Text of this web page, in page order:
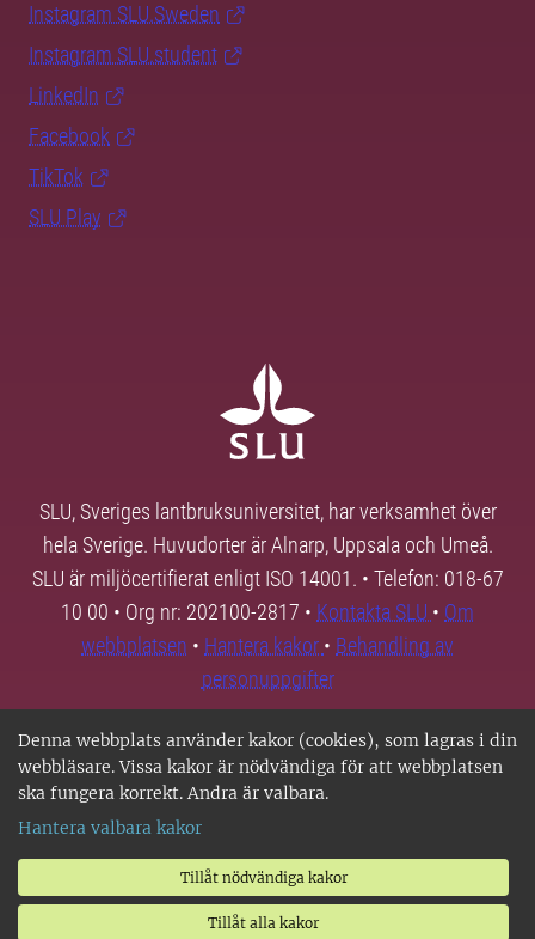
Denna webbplats använder kakor (cookies), som lagras i din
webbläsare. Vissa kakor är nödvändiga för att webbplatsen
ska fungera korrekt. Andra är valbara.
Hantera valbara kakor
Tillåt nödvändiga kakor
Tillåt alla kakor
Instagram SLU.Sweden
Instagram SLU.student
LinkedIn
Facebook
TikTok
SLU Play
SLU, Sveriges lantbruksuniversitet, har verksamhet över
hela Sverige. Huvudorter är Alnarp, Uppsala och Umeå.
SLU är miljöcertifierat enligt ISO 14001. • Telefon: 018-67
10 00 • Org nr: 202100-2817 • Kontakta SLU • Om
webbplatsen • Hantera kakor • Behandling av
personuppgifter